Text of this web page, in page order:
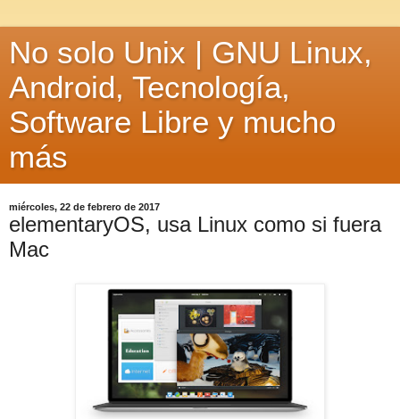
No solo Unix | GNU Linux,
Android, Tecnología,
Software Libre y mucho
más
miércoles, 22 de febrero de 2017
elementaryOS, usa Linux como si fuera
Mac